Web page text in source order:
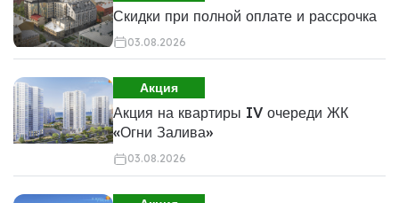
Скидки при полной оплате и рассрочка
03.08.2026
Акция
Акция на квартиры IV очереди ЖК
«Огни Залива»
03.08.2026